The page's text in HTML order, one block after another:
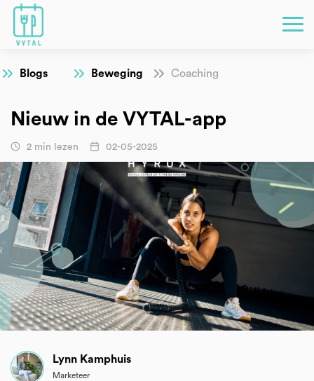
Blogs Beweging Coaching
Nieuw in de VYTAL-app
2 min lezen 02-05-2025
Lynn Kamphuis
Marketeer